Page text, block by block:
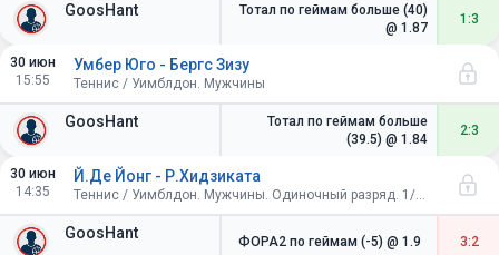
GoosHant
Тотал по геймам больше (40)
@ 1.87
1:3
30 июн
15:55
GoosHant
Умбер Юго - Бергс Зизу
Теннис / Уимблдон. Мужчины
Тотал по геймам больше
(39.5) @ 1.84
2:3
30 июн
14:35
GoosHant
Й.Де Йонг - Р.Хидзиката
Теннис / Уимблдон. Мужчины. Одиночный разряд. 1/64 финала
ФОРА2 по геймам (-5) @ 1.9 3:2